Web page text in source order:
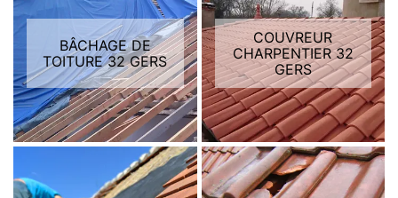
BÂCHAGE DE
TOITURE 32 GERS
COUVREUR
CHARPENTIER 32
GERS